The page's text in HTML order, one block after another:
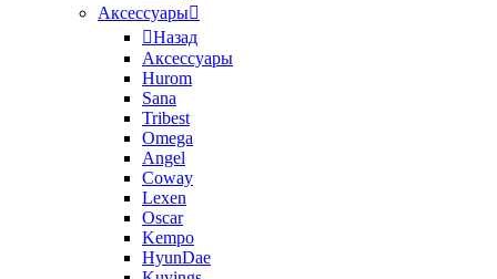
Аксессуары
Назад
Аксессуары
Hurom
Sana
Tribest
Omega
Angel
Coway
Lexen
Oscar
Kempo
HyunDae